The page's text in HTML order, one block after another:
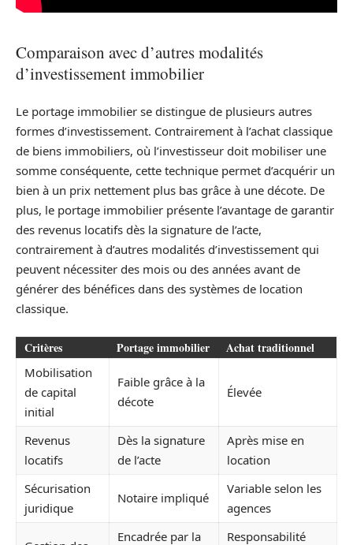
Comparaison avec d’autres modalités
d’investissement immobilier
Le portage immobilier se distingue de plusieurs autres
formes d’investissement. Contrairement à l’achat classique
de biens immobiliers, où l’investisseur doit mobiliser une
somme conséquente, cette technique permet d’acquérir un
bien à un prix nettement plus bas grâce à une décote. De
plus, le portage immobilier présente l’avantage de garantir
des revenus locatifs dès la signature de l’acte,
contrairement à d’autres modalités d’investissement qui
peuvent nécessiter des mois ou des années avant de
générer des bénéfices dans des systèmes de location
classique.
Critères Portage immobilier Achat traditionnel
Mobilisation
de capital
initial
Faible grâce à la
décote
Élevée
Revenus
locatifs
Dès la signature
de l’acte
Après mise en
location
Sécurisation
juridique
Notaire impliqué
Variable selon les
agences
Encadrée par la
Responsabilité